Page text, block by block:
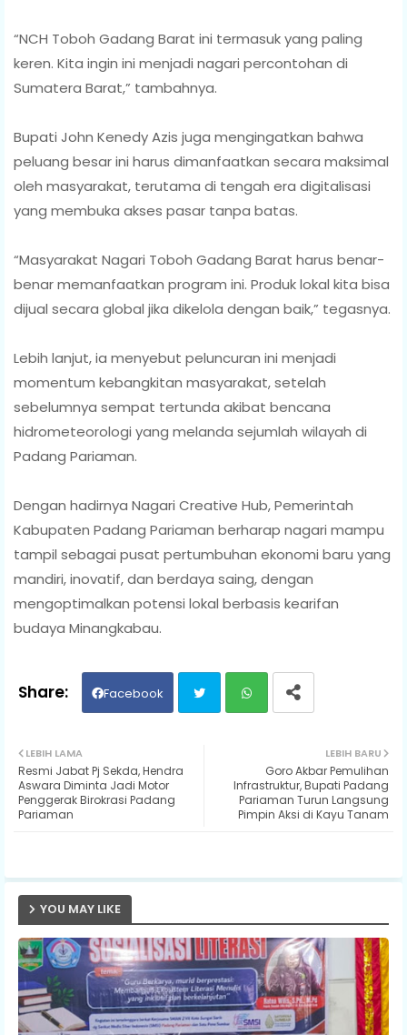
“NCH Toboh Gadang Barat ini termasuk yang paling
keren. Kita ingin ini menjadi nagari percontohan di
Sumatera Barat,” tambahnya.
Bupati John Kenedy Azis juga mengingatkan bahwa
peluang besar ini harus dimanfaatkan secara maksimal
oleh masyarakat, terutama di tengah era digitalisasi
yang membuka akses pasar tanpa batas.
“Masyarakat Nagari Toboh Gadang Barat harus benar-
benar memanfaatkan program ini. Produk lokal kita bisa
dijual secara global jika dikelola dengan baik,” tegasnya.
Lebih lanjut, ia menyebut peluncuran ini menjadi
momentum kebangkitan masyarakat, setelah
sebelumnya sempat tertunda akibat bencana
hidrometeorologi yang melanda sejumlah wilayah di
Padang Pariaman.
Dengan hadirnya Nagari Creative Hub, Pemerintah
Kabupaten Padang Pariaman berharap nagari mampu
tampil sebagai pusat pertumbuhan ekonomi baru yang
mandiri, inovatif, dan berdaya saing, dengan
mengoptimalkan potensi lokal berbasis kearifan
budaya Minangkabau.
Facebook
ap
LEBIH BARU
Goro Akbar Pemulihan
Infrastruktur, Bupati Padang
Pariaman Turun Langsung
Pimpin Aksi di Kayu Tanam
LEBIH LAMA
Resmi Jabat Pj Sekda, Hendra
Aswara Diminta Jadi Motor
Penggerak Birokrasi Padang
Pariaman
YOU MAY LIKE